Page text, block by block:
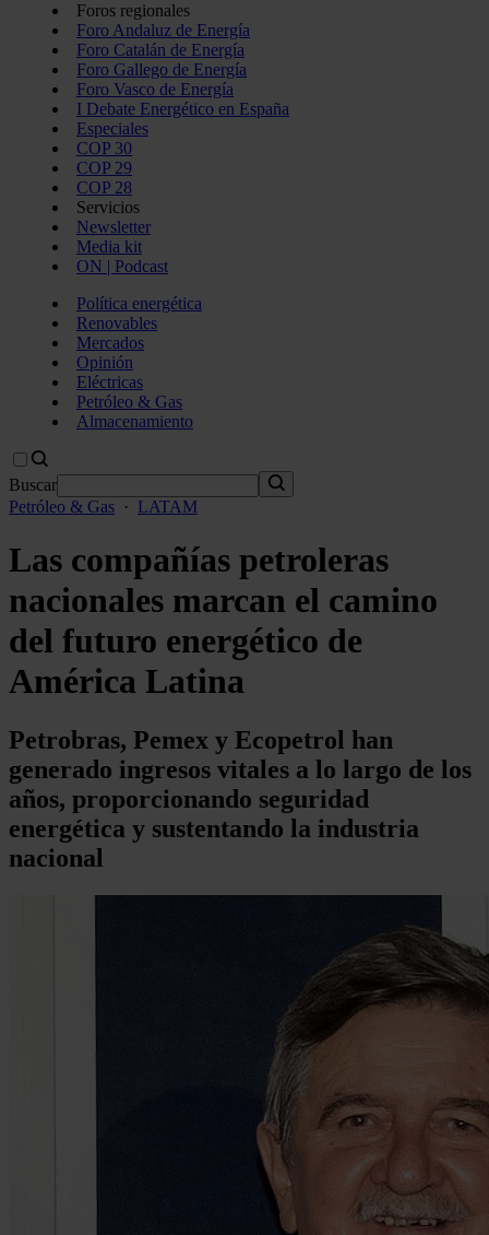
Foros regionales
Foro Andaluz de Energía
Foro Catalán de Energía
Foro Gallego de Energía
Foro Vasco de Energía
I Debate Energético en España
Especiales
COP 30
COP 29
COP 28
Servicios
Newsletter
Media kit
ON | Podcast
Política energética
Renovables
Mercados
Opinión
Eléctricas
Petróleo & Gas
Almacenamiento
Buscar
Petróleo & Gas · LATAM
Las compañías petroleras
nacionales marcan el camino
del futuro energético de
América Latina
Petrobras, Pemex y Ecopetrol han
generado ingresos vitales a lo largo de los
años, proporcionando seguridad
energética y sustentando la industria
nacional